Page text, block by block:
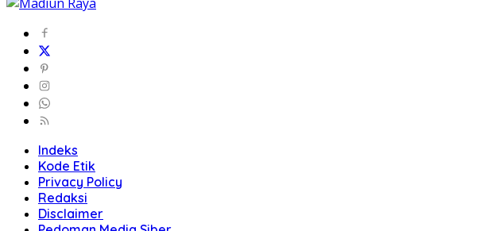
Indeks
Kode Etik
Privacy Policy
Redaksi
Disclaimer